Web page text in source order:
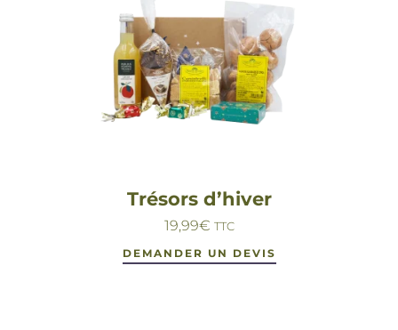
Trésors d’hiver
19,99€ TTC
DEMANDER UN DEVIS